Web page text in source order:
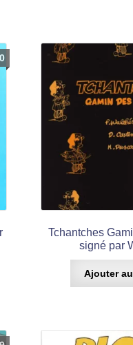
Tchantches
signé par
Ajouter